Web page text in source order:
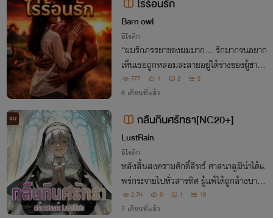
ไร่ร้อนรัก
Barn owl
อีโรติก
“ผมรักภรรยาของผมมาก... รักมากจนอยาก
เห็นเธอถูกหลอมละลายอยู่ใต้ร่างของผู้ชายที่
ดิบเถื่อนพวกนั้น”
777 1 2 2
6 เดือนที่แล้ว
จบ กลืนกินศรัทธา[NC20+]
LustRain
อีโรติก
หลังสิ้นสงครามศักดิ์สิทธ์ ศาสนาลูมิน่าได้แ
พร่กระจายไปทั่วสารทิศ ผู้แพ้ได้ถูกล้างบางสิ้
นศรัทธา ศาสนสถานถูกทับถมกักขังตรรหา
สุดจะหยั่งถึงไว้เบื้องล่าง รอคอยโอกาสย้อม
2.7K 0 1 13
7 เดือนที่แล้ว